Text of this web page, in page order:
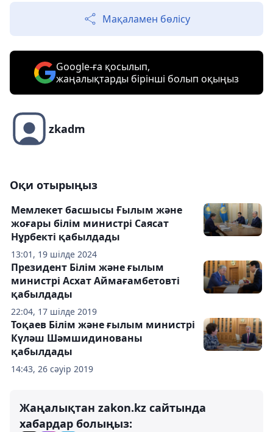
Мақаламен бөлісу
Google-ға қосылып,
жаңалықтарды бірінші болып оқыңыз
zkadm
Оқи отырыңыз
13:01, 19 шілде 2024
Мемлекет басшысы Ғылым және
жоғары білім министрі Саясат
Нұрбекті қабылдады
22:04, 17 шілде 2019
Президент Білім және ғылым
министрі Асхат Аймағамбетовті
қабылдады
14:43, 26 сәуір 2019
Тоқаев Білім және ғылым министрі
Күләш Шәмшидинованы
қабылдады
Жаңалықтан zakon.kz сайтында
хабардар болыңыз: